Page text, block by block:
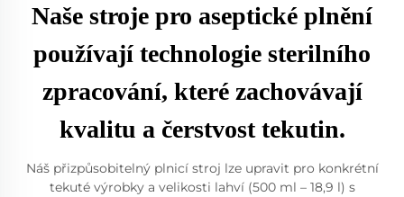
Naše stroje pro aseptické plnění
používají technologie sterilního
zpracování, které zachovávají
kvalitu a čerstvost tekutin.
Náš přizpůsobitelný plnicí stroj lze upravit pro konkrétní
tekuté výrobky a velikosti lahví (500 ml – 18,9 l) s